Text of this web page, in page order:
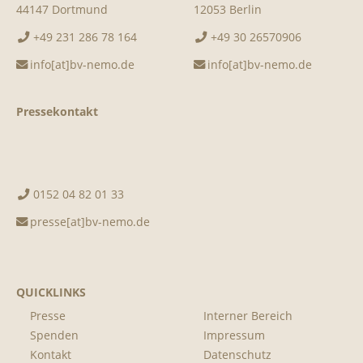
44147 Dortmund
+49 231 286 78 164
info[at]bv-nemo.de
12053 Berlin
+49 30 26570906
info[at]bv-nemo.de
Pressekontakt
0152 04 82 01 33
presse[at]bv-nemo.de
QUICKLINKS
Presse
Spenden
Kontakt
Interner Bereich
Impressum
Datenschutz